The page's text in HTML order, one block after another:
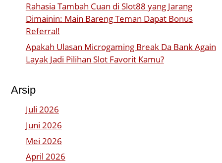
Rahasia Tambah Cuan di Slot88 yang Jarang
Dimainin: Main Bareng Teman Dapat Bonus
Referral!
Apakah Ulasan Microgaming Break Da Bank Again
Layak Jadi Pilihan Slot Favorit Kamu?
Arsip
Juli 2026
Juni 2026
Mei 2026
April 2026